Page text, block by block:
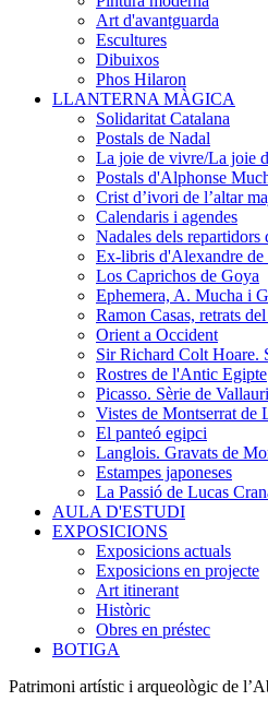
Art d'avantguarda
Escultures
Dibuixos
Phos Hilaron
LLANTERNA MÀGICA
Solidaritat Catalana
Postals de Nadal
La joie de vivre/La joie
Postals d'Alphonse
Crist d’ivori de l’altar
Calendaris i agendes
Nadales dels repartidors
Ex-libris d'Alexandre de
Los Caprichos de Goya
Ephemera, A. Mucha i
Ramon Casas, retrats
Orient a Occident
Sir Richard Colt Hoare.
Rostres de l'Antic Egipte
Picasso. Sèrie de
Vistes de Montserrat de
El panteó egipci
Langlois. Gravats de
Estampes japoneses
La Passió de Lucas
AULA D'ESTUDI
EXPOSICIONS
Exposicions actuals
Exposicions en projecte
Art itinerant
Històric
Obres en préstec
BOTIGA
Patrimoni artístic i arqueològic de